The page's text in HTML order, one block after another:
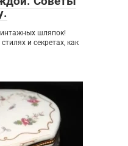
шляпок!
и секретах, как